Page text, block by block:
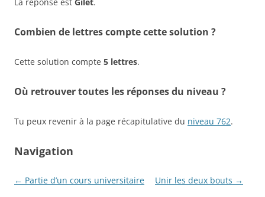
Combien de lettres compte cette solution ?
Cette solution compte 5 lettres.
Où retrouver toutes les réponses du niveau ?
Tu peux revenir à la page récapitulative du niveau 762.
Navigation
← Partie d’un cours universitaire Unir les deux bouts →